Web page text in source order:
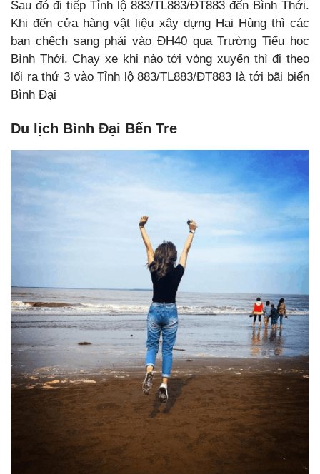
Sau đó đi tiếp Tỉnh lộ 883/TL883/ĐT883 đến Bình Thới.
Khi đến cửa hàng vật liệu xây dựng Hai Hùng thì các
bạn chếch sang phải vào ĐH40 qua Trường Tiểu học
Bình Thới. Chạy xe khi nào tới vòng xuyến thì đi theo
lối ra thứ 3 vào Tỉnh lộ 883/TL883/ĐT883 là tới bãi biển
Bình Đại
Du lịch Bình Đại Bến Tre